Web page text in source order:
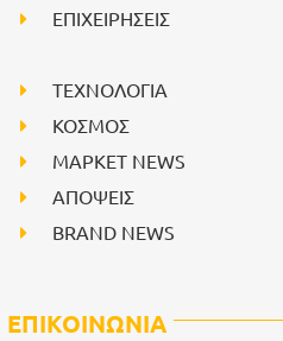
ΕΠΙΧΕΙΡΗΣΕΙΣ
ΤΕΧΝΟΛΟΓΙΑ
ΚΟΣΜΟΣ
ΜΑΡΚΕΤ NEWS
ΑΠΟΨΕΙΣ
BRAND NEWS
ΕΠΙΚΟΙΝΩΝΙΑ